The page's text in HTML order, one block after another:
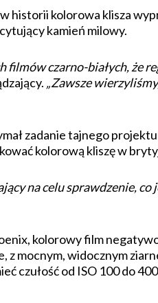
historii kolorowa klisza
kamień milowy.
filmów czarno-białych, że
„Zawsze
zadanie tajnego
kolorową kliszę w
na celu sprawdzenie,
kolorowy film
z mocnym, widocznym
czułość od ISO 100 do